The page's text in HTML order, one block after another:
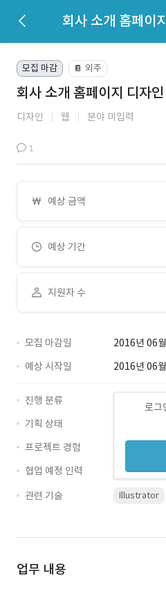
회사 소개 홈페이
모집 마감 📔 외주
회사 소개 홈페이지 디자
디자인 웹 분야 미입력
1
예상 금액
예상 기간
지원자 수
모집 마감일
2016년 06
예상 시작일
2016년 06
로그
진행 분류
기획 상태
프로젝트 경험
협업 예정 인력
관련 기술
Illustrator
업무 내용